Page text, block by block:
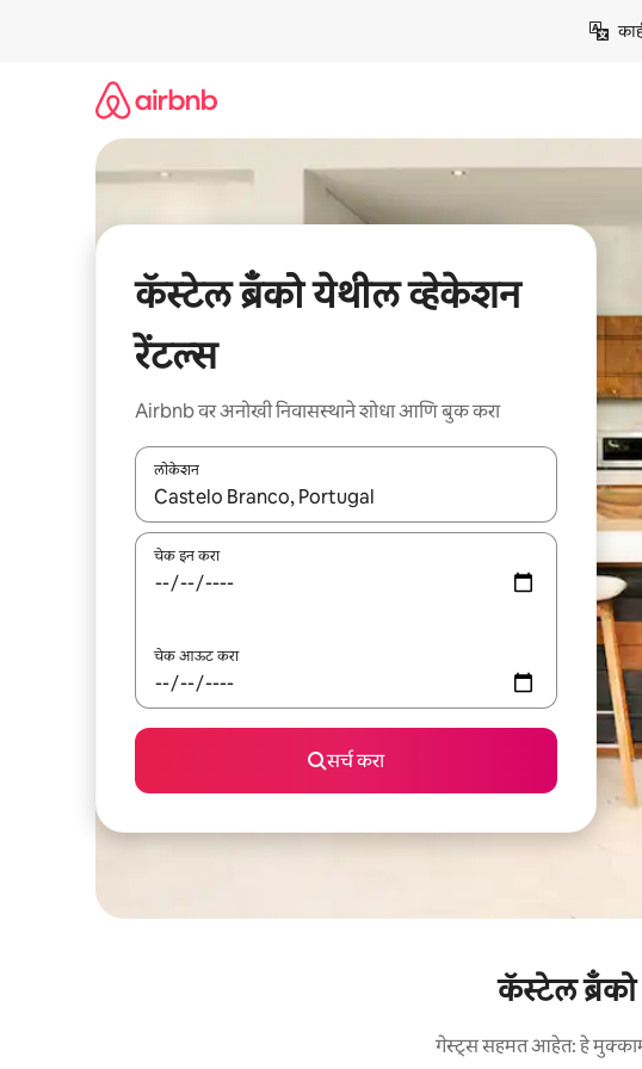
कॅस्टेल ब्रॅंको येथील व्हेकेशन
रेंटल्स
Airbnb वर अनोखी निवासस्थाने शोधा आणि बुक करा
लोकेशन
जेव्हा परिणाम उपलब्ध असतील, तेव्हा वरच्या आणि खाली बाणांच्या किजसह
चेक इन करा
चेक आऊट करा
सर्च करा
कॅस्टेल
गेस्ट्स सहमत आहेत: हे